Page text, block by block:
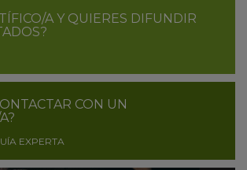
A Y QUIERES DIFUNDIR
CON UN
EXPERTA